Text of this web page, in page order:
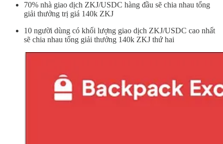
70% nhà giao dịch ZKJ/USDC hàng đầu sẽ chia nhau tổng
giải thưởng trị giá 140k ZKJ
10 người dùng có khối lượng giao dịch ZKJ/USDC cao nhất
sẽ chia nhau tổng giải thưởng 140k ZKJ thứ hai